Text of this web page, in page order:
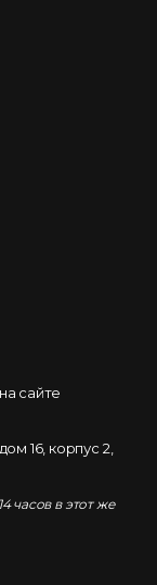
сайте
16, корпус 2,
часов в этот же